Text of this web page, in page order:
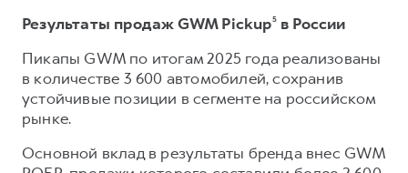
Результаты продаж GWM Pickup⁵ в России
Пикапы GWM по итогам 2025 года реализованы
в количестве 3 600 автомобилей, сохранив
устойчивые позиции в сегменте на российском
рынке.
Основной вклад в результаты бренда внес GWM